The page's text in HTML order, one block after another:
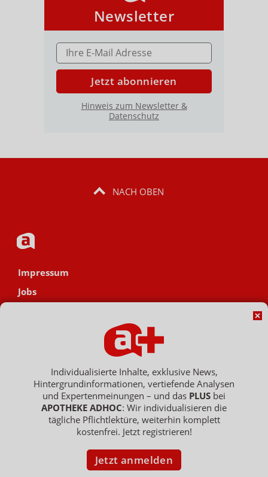
Newsletter
E-MAIL ADRESSE
Jetzt abonnieren
Hinweis zum Newsletter &
Datenschutz
NACH OBEN
Impressum
Jobs
Hinweisgebersystem
Vertrag widerrufen
Copyright © 2007 - 2026 , APOTHEKE ADHOC ist ein Dienst der ELPATO
Geschäftsführer: Patrick Hollstein, Thomas Bellartz / Amtsgericht Berlin
Charlottenburg / HRB 204 379 B
Individualisierte Inhalte, exklusive News,
Hintergrundinformationen, vertiefende Analysen
und Expertenmeinungen – und das PLUS bei
APOTHEKE ADHOC: Wir individualisieren die
tägliche Pflichtlektüre, weiterhin komplett
kostenfrei. Jetzt registrieren!
Jetzt anmelden